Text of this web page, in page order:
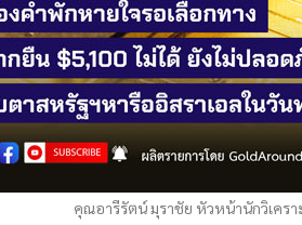
คุณอารีรัตน์ มุราชัย หัวหน้านักวิเคร